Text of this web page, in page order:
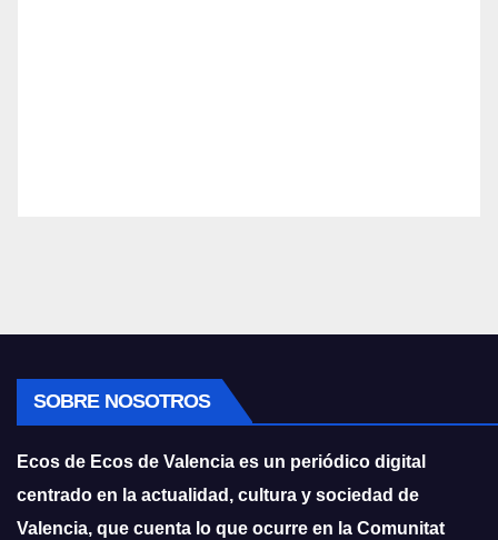
SOBRE NOSOTROS
Ecos de Ecos de Valencia es un periódico digital
centrado en la actualidad, cultura y sociedad de
Valencia, que cuenta lo que ocurre en la Comunitat